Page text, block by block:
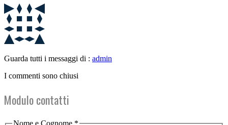
Guarda tutti i messaggi di : admin
I commenti sono chiusi
Modulo contatti